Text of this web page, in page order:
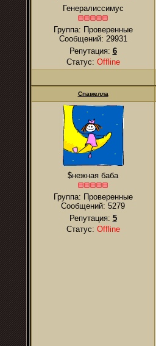
Генералиссимус
Группа: Проверенные
Сообщений: 29931
Репутация: 6
Статус: Offline
Спамелла
$нежная баба
Группа: Проверенные
Сообщений: 5279
Репутация: 5
Статус: Offline